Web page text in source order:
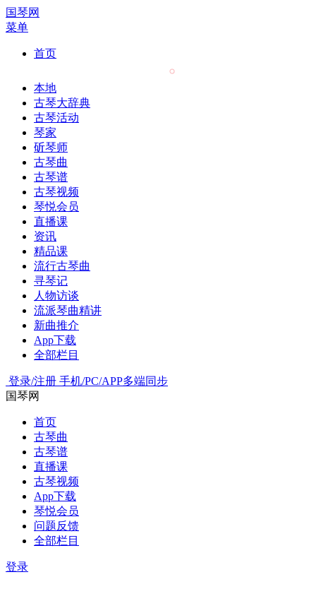
国琴网
菜单
首页
本地
古琴大辞典
古琴活动
琴家
斫琴师
古琴曲
古琴谱
古琴视频
琴悦会员
直播课
资讯
精品课
流行古琴曲
寻琴记
人物访谈
流派琴曲精讲
新曲推介
App下载
全部栏目
登录/注册 手机/PC/APP多端同步
国琴网
首页
古琴曲
古琴谱
直播课
古琴视频
App下载
琴悦会员
问题反馈
全部栏目
登录